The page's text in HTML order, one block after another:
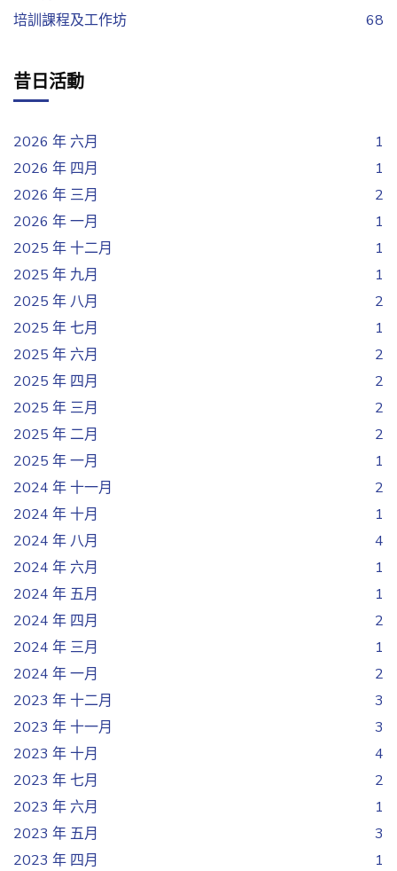
培訓課程及工作坊
68
昔日活動
2026 年 六月
1
2026 年 四月
1
2026 年 三月
2
2026 年 一月
1
2025 年 十二月
1
2025 年 九月
1
2025 年 八月
2
2025 年 七月
1
2025 年 六月
2
2025 年 四月
2
2025 年 三月
2
2025 年 二月
2
2025 年 一月
1
2024 年 十一月
2
2024 年 十月
1
2024 年 八月
4
2024 年 六月
1
2024 年 五月
1
2024 年 四月
2
2024 年 三月
1
2024 年 一月
2
2023 年 十二月
3
2023 年 十一月
3
2023 年 十月
4
2023 年 七月
2
2023 年 六月
1
2023 年 五月
3
2023 年 四月
1